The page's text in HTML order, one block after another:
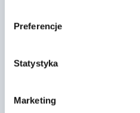
Preferencje
Statystyka
Marketing